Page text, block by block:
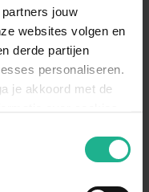
jouw
websites volgen en
derde partijen
personaliseren.
je akkoord met de
een zonnige en
echter de directe zon
voor de plant.
water wanneer de
4 dagen op
‘optimaal’ te